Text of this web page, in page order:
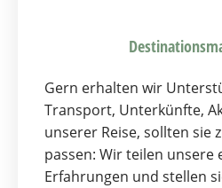
Gern erhalten wir
Transport, Unterkünfte,
unserer Reise, sollten sie
passen: Wir teilen unsere
Erfahrungen und stellen